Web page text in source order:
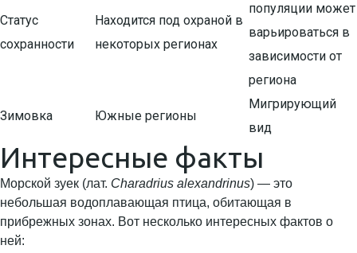
Статус
сохранности
Находится под охраной в
некоторых регионах
популяции может
варьироваться в
зависимости от
региона
Зимовка Южные регионы
Мигрирующий
вид
Интересные факты
Морской зуек (лат. Charadrius alexandrinus) — это
небольшая водоплавающая птица, обитающая в
прибрежных зонах. Вот несколько интересных фактов о
ней: